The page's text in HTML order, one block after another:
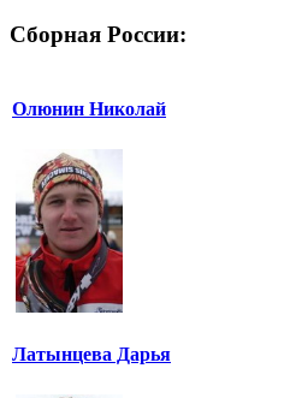
Сборная России:
Олюнин Николай
Латынцева Дарья